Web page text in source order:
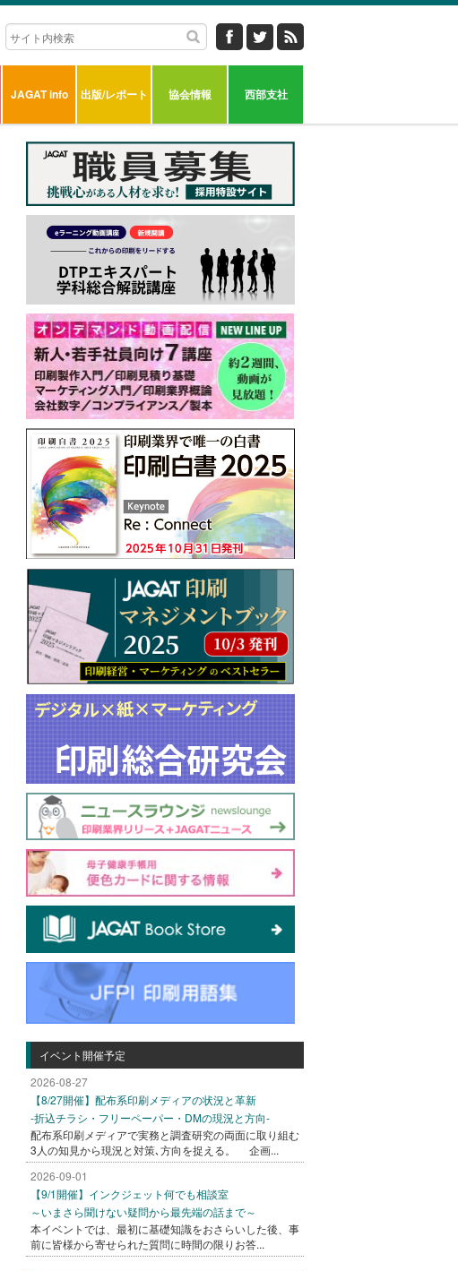
JAGAT info 出版/レポート 協会情報 西部支社
イベント開催予定
2026-08-27
【8/27開催】配布系印刷メディアの状況と革新
-折込チラシ・フリーペーパー・DMの現況と方向-
配布系印刷メディアで実務と調査研究の両面に取り組む
3人の知見から現況と対策､方向を捉える。 企画...
2026-09-01
【9/1開催】インクジェット何でも相談室
～いまさら聞けない疑問から最先端の話まで～
本イベントでは、最初に基礎知識をおさらいした後、事
前に皆様から寄せられた質問に時間の限りお答...